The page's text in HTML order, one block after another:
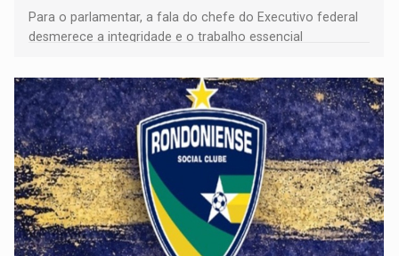
Para o parlamentar, a fala do chefe do Executivo federal
desmerece a integridade e o trabalho essencial
o país